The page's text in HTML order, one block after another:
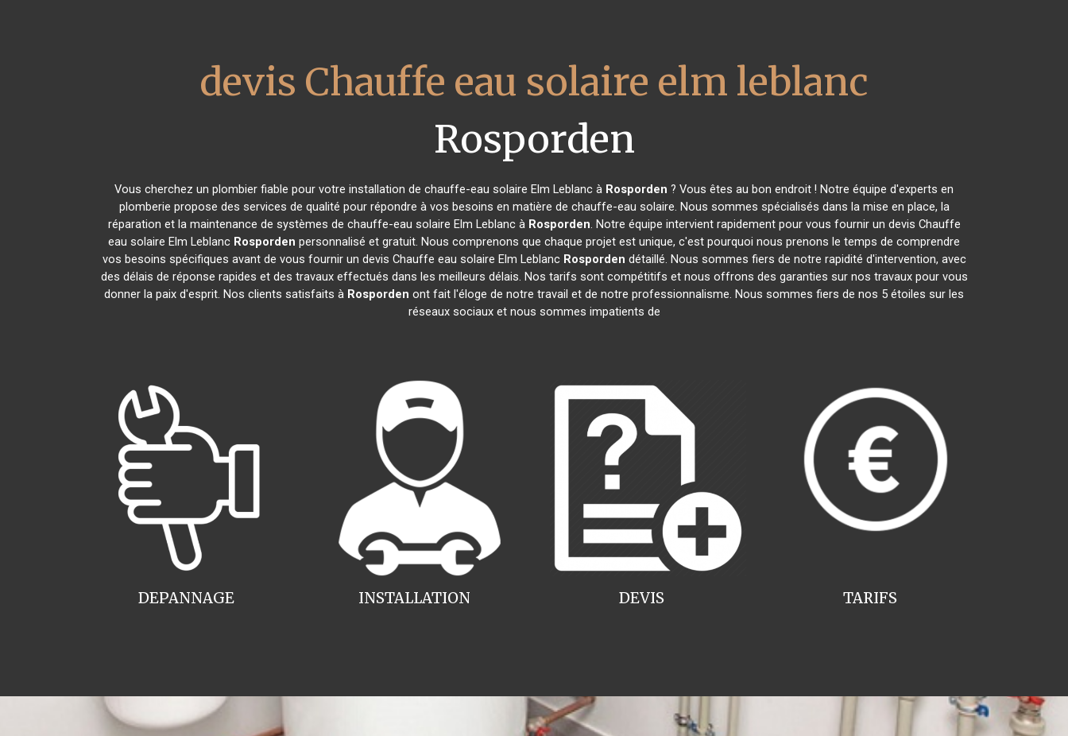
devis Chauffe eau solaire elm leblanc
Rosporden
Vous cherchez un plombier fiable pour votre installation de chauffe-eau solaire Elm Leblanc à Rosporden ? Vous êtes au bon endroit ! Notre équipe d'experts en
plomberie propose des services de qualité pour répondre à vos besoins en matière de chauffe-eau solaire. Nous sommes spécialisés dans la mise en place, la
réparation et la maintenance de systèmes de chauffe-eau solaire Elm Leblanc à Rosporden. Notre équipe intervient rapidement pour vous fournir un devis Chauffe
eau solaire Elm Leblanc Rosporden personnalisé et gratuit. Nous comprenons que chaque projet est unique, c'est pourquoi nous prenons le temps de comprendre
vos besoins spécifiques avant de vous fournir un devis Chauffe eau solaire Elm Leblanc Rosporden détaillé. Nous sommes fiers de notre rapidité d'intervention, avec
des délais de réponse rapides et des travaux effectués dans les meilleurs délais. Nos tarifs sont compétitifs et nous offrons des garanties sur nos travaux pour vous
donner la paix d'esprit. Nos clients satisfaits à Rosporden ont fait l'éloge de notre travail et de notre professionnalisme. Nous sommes fiers de nos 5 étoiles sur les
réseaux sociaux et nous sommes impatients de
INSTALLATION
DEPANNAGE TARIFS
DEVIS